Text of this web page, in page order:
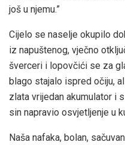
još u njemu.”
Cijelo se naselje okupilo
iz napuštenog, vječno
šverceri i lopovčići se za
blago stajalo ispred očiju,
zlata vrijedan akumulator i
sin napravio osvjetljenje u
Naša nafaka, bolan,